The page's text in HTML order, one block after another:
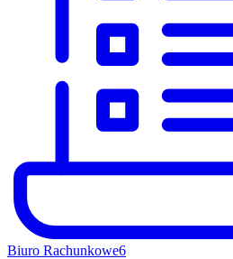
Biuro Rachunkowe6